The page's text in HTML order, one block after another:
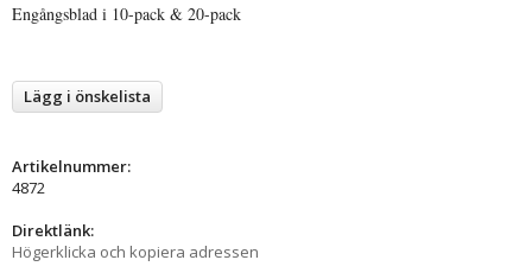
Engångsblad i 10-pack & 20-pack
Lägg i önskelista
Artikelnummer:
4872
Direktlänk:
Högerklicka och kopiera adressen